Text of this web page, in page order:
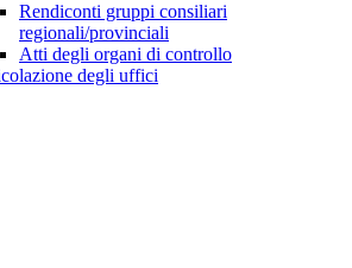
Rendiconti gruppi consiliari
regionali/provinciali
Atti degli organi di controllo
degli uffici